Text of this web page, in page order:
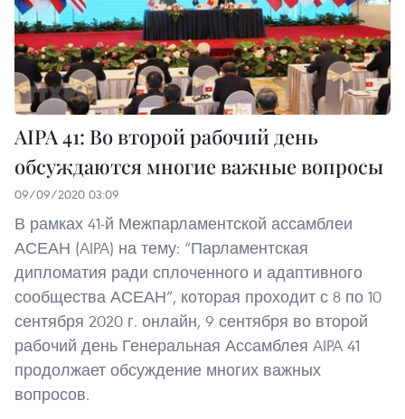
AIPA 41: Во второй рабочий день
обсуждаются многие важные вопросы
09/09/2020 03:09
В рамках 41-й Межпарламентской ассамблеи
АСЕАН (AIPA) на тему: “Парламентская
дипломатия ради сплоченного и адаптивного
сообщества АСЕАН”, которая проходит с 8 по 10
сентября 2020 г. онлайн, 9 сентября во второй
рабочий день Генеральная Ассамблея AIPA 41
продолжает обсуждение многих важных
вопросов.